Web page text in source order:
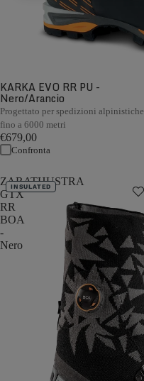
KARKA EVO RR PU -
Nero/Arancio
Progettato per spedizioni alpinistiche
fino a 6000 metri
€679,00
Confronta
ZARATHUSTRA
GTX
RR
BOA
-
Nero
INSULATED